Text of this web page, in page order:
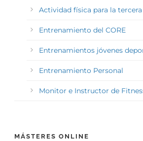
Actividad física para la
Entrenamiento del CORE
Entrenamientos jóvenes
Entrenamiento Personal
Monitor e Instructor de
MÁSTERES ONLINE